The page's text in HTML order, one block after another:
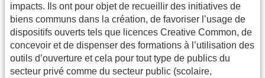
impacts. Ils ont pour objet de recueillir des initiatives de
biens communs dans la création, de favoriser l’usage de
dispositifs ouverts tels que licences Creative Common, de
concevoir et de dispenser des formations à l’utilisation des
outils d’ouverture et cela pour tout type de publics du
secteur privé comme du secteur public (scolaire,